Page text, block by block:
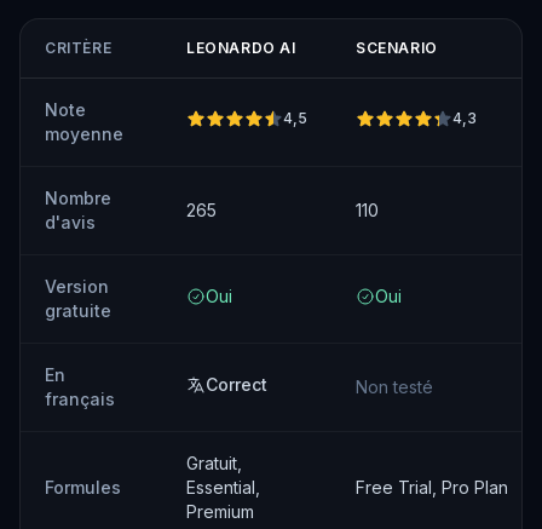
CRITÈRE LEONARDO AI SCENARIO
Note
moyenne
4,5 4,3
Nombre
d'avis
265 110
Version
gratuite
Oui Oui
En
français
Correct Non testé
Formules
Gratuit,
Essential,
Premium
Free Trial, Pro Plan